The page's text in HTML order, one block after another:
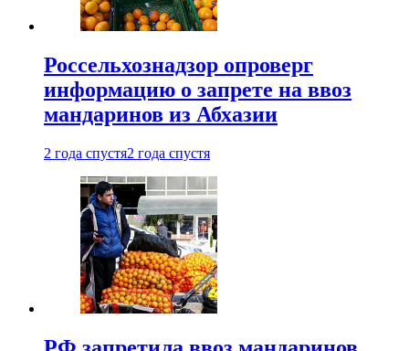
Россельхознадзор опроверг
информацию о запрете на ввоз
мандаринов из Абхазии
2 года спустя2 года спустя